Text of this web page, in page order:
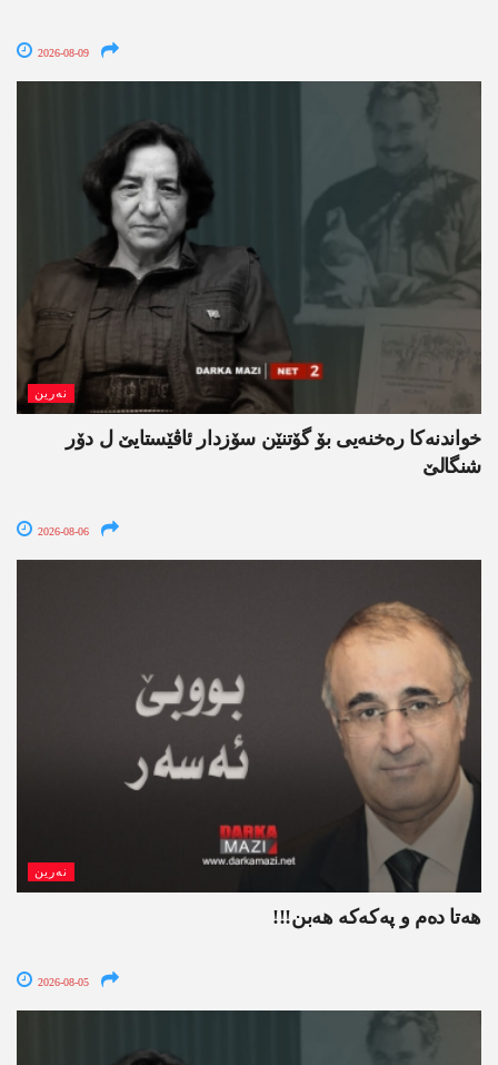
2026-08-09
نەرین
خواندنه‌كا رەخنەیی بۆ گۆتنێن سۆزدار ئاڤێستایێ ل دۆر
شنگالێ
2026-08-06
نەرین
ھەتا دەم و پەکەکە ھەبن!!!
2026-08-05